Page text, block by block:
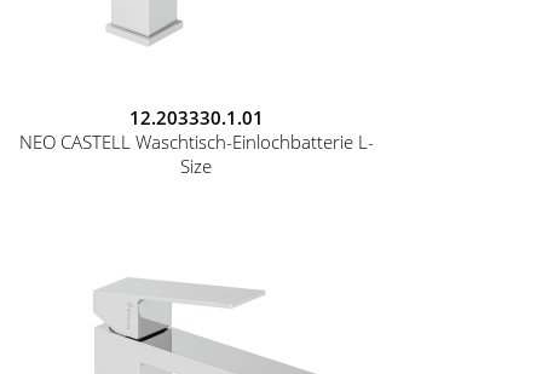
12.203330.1.01
NEO CASTELL Waschtisch-Einlochbatterie L-
Size